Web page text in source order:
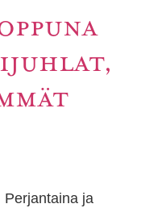
Perjantaina ja